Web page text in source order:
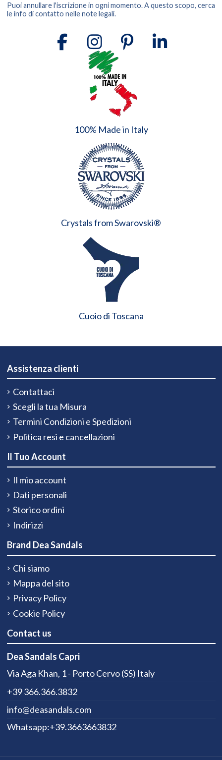
Puoi annullare l'iscrizione in ogni momento. A questo scopo, cerca
le info di contatto nelle note legali.
100% Made in Italy
Crystals from Swarovski®
Cuoio di Toscana
Assistenza clienti
Contattaci
Scegli la tua Misura
Termini Condizioni e Spedizioni
Politica resi e cancellazioni
Il Tuo Account
Il mio account
Dati personali
Storico ordini
Indirizzi
Brand Dea Sandals
Chi siamo
Mappa del sito
Privacy Policy
Cookie Policy
Contact us
Dea Sandals Capri
Via Aga Khan, 1 - Porto Cervo (SS) Italy
+39 366.366.3832
info@deasandals.com
Whatsapp:+39.3663663832